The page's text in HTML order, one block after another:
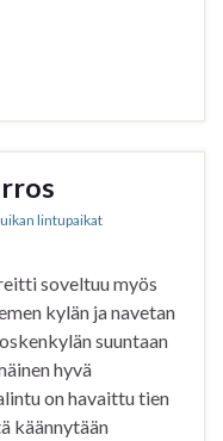
lintupaikat
soveltuu myös
kylän ja navetan
suuntaan
hyvä
on havaittu tien
käännytään